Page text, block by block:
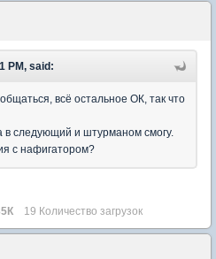
PM, said:
всё остальное ОК, так что
в следующий и штурманом смогу.
с нафигатором?
19 Количество загрузок